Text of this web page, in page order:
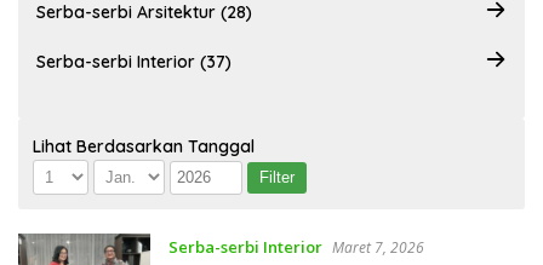
Serba-serbi Arsitektur (28)
Serba-serbi Interior (37)
Lihat Berdasarkan Tanggal
Serba-serbi Interior Maret 7, 2026